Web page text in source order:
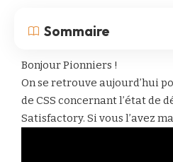
Sommaire
Bonjour Pionniers !
On se retrouve aujourd’hui
de CSS concernant l’état de
Satisfactory. Si vous l’avez